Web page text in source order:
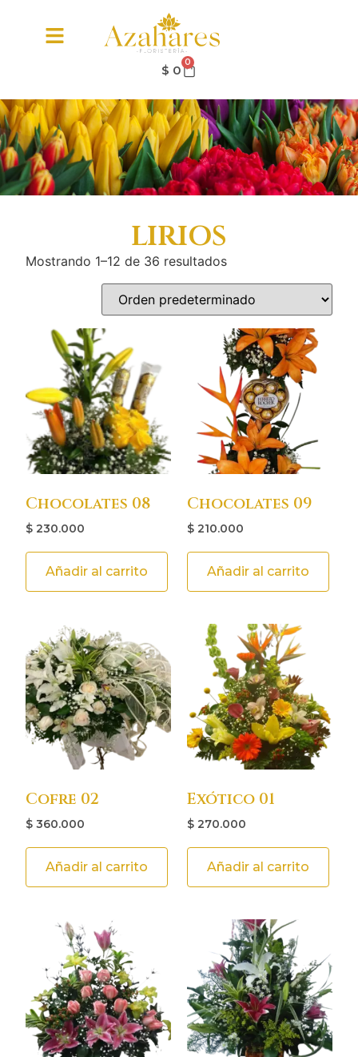
$ 0 0
lirios
Mostrando 1–12 de 36 resultados
Chocolates 08
$ 230.000
Añadir al carrito
Chocolates 09
$ 210.000
Añadir al carrito
Cofre 02
$ 360.000
Añadir al carrito
Exótico 01
$ 270.000
Añadir al carrito